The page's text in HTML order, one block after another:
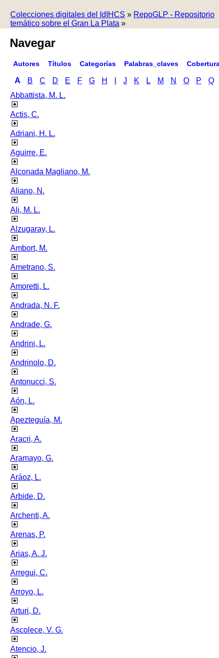
Colecciones digitales del IdIHCS » RepoGLP - Repositorio
temático sobre el Gran La Plata »
Navegar
Autores Títulos Categorías Palabras_claves
A B C D E F G H J K L M N O P
Q
Abbattista, M. L.
Actis, C.
Adriani, H. L.
Aguirre, E.
Alconada Magliano, M.
Aliano, N.
Ali, M. L.
Alzugaray, L.
Ambort, M.
Ametrano, S.
Amoretti, L.
Andrada, N. F.
Andrade, G.
Andrini, L.
Andrinolo, D.
Antonucci, S.
Aón, L.
Apezteguía, M.
Aracri, A.
Aramayo, G.
Aráoz, L.
Arbide, D.
Archenti, A.
Arenas, P.
Arias, A. J.
Arregui, C.
Arroyo, L.
Arturi, D.
Ascolece, V. G.
Atencio, J.